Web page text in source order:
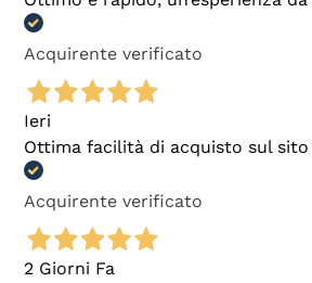
Acquirente verificato
Ieri
Ottima facilità di acquisto sul sito
Acquirente verificato
2 Giorni Fa